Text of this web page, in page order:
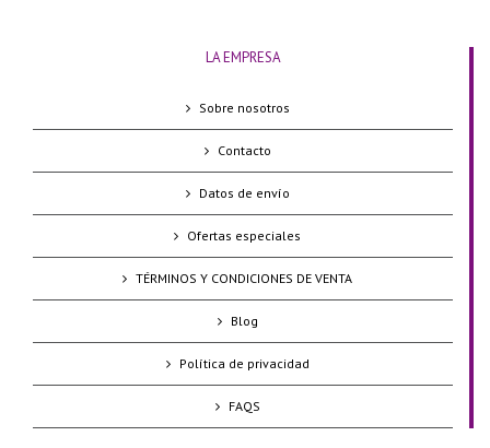
LA EMPRESA
Sobre nosotros
Contacto
Datos de envío
Ofertas especiales
TÉRMINOS Y CONDICIONES DE VENTA
Blog
Política de privacidad
FAQS